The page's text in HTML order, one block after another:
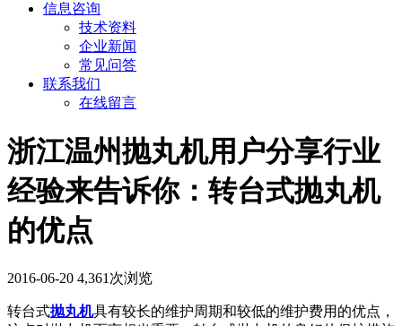
信息咨询
技术资料
企业新闻
常见问答
联系我们
在线留言
浙江温州抛丸机用户分享行业
经验来告诉你：转台式抛丸机
的优点
2016-06-20 4,361次浏览
转台式抛丸机具有较长的维护周期和较低的维护费用的优点，